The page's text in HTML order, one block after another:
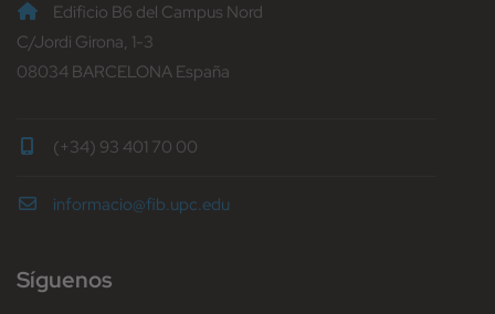
Edificio B6 del Campus Nord
C/Jordi Girona, 1-3
08034 BARCELONA España
(+34) 93 401 70 00
informacio@fib.upc.edu
Síguenos